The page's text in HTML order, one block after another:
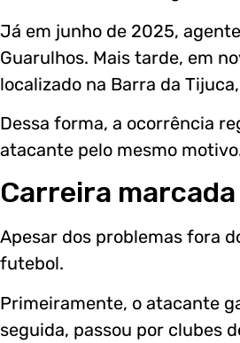
Já em junho de 2025,
Guarulhos. Mais tarde, em
localizado na Barra da
Dessa forma, a ocorrência
atacante pelo mesmo
Carreira
Apesar dos problemas fora
futebol.
Primeiramente, o atacante
seguida, passou por clubes